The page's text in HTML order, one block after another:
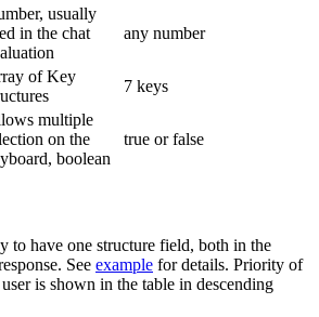
usually
in the chat
any number
of Key
7 keys
multiple
on the
boolean
true or false
to have one structure field, both in the
See example for details. Priority of
is shown in the table in descending